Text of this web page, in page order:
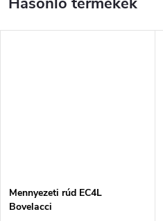
Mennyezeti rúd EC4L
Bovelacci